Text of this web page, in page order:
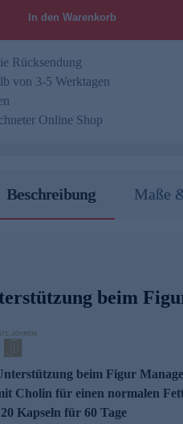
In den Warenkorb
Rücksendung
von 3-5 Werktagen
Online Shop
Beschreibung Maße
beim
beim Figur
Cholin für einen normalen
Kapseln für 60 Tage